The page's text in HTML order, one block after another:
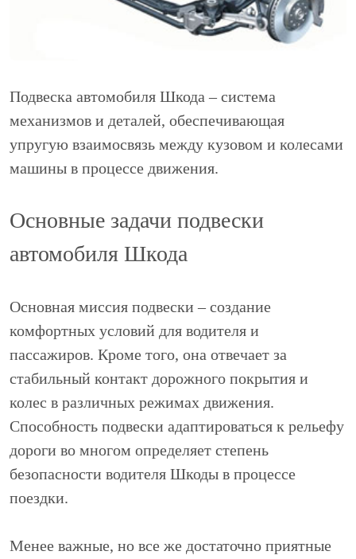
Подвеска автомобиля Шкода – система
механизмов и деталей, обеспечивающая
упругую взаимосвязь между кузовом и колесами
машины в процессе движения.
Основные задачи подвески
автомобиля Шкода
Основная миссия подвески – создание
комфортных условий для водителя и
пассажиров. Кроме того, она отвечает за
стабильный контакт дорожного покрытия и
колес в различных режимах движения.
Способность подвески адаптироваться к рельефу
дороги во многом определяет степень
безопасности водителя Шкоды в процессе
поездки.
Менее важные, но все же достаточно приятные